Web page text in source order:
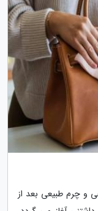
و چرم طبیعی بعد از